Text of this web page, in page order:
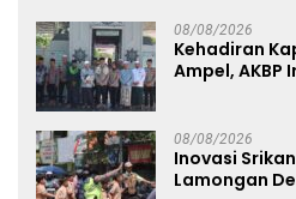
08/08/2026
Kehadiran
Ampel, AKBP
08/08/2026
Inovasi
Lamongan